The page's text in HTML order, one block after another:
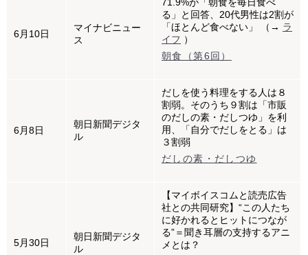
6月10日
マイナビニュー
ス
る」と回答、20代男性は2割が
「ほとんど食べない」 （→ ラ
イフ ）
朝食（第6回）
6月8日
朝日新聞デジタ
ル
だしを使う料理をする人は８
割弱。そのうち９割は「市販
のだしの素・だしつゆ」を利
用、「自分でだしをとる」は
３割弱
だしの素・だしつゆ
5月30日
朝日新聞デジタ
ル
【マイボイスコムと読売広告
社との共同研究】“この人たち
に好かれるとヒットにつなが
る”＝聞き耳層の支持するアニ
メとは？